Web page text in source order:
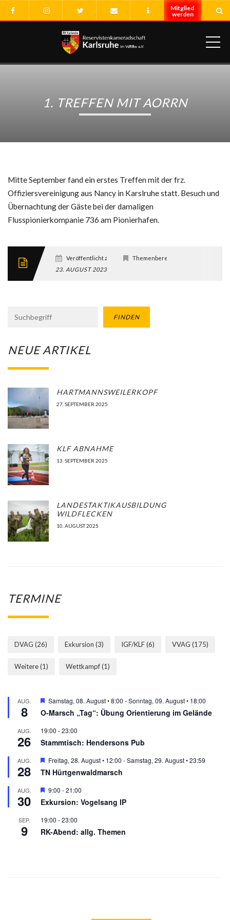
1. TREFFEN MIT AORRN
Mitte September fand ein erstes Treffen mit der frz.
Offiziersvereinigung aus Nancy in Karslruhe statt. Besuch und
Übernachtung der Gäste bei der damaligen
Flusspionierkompanie 736 am Pionierhafen.
Veröffentlicht am
23. AUGUST 2023
Themenbereich
FINDEN
NEUE ARTIKEL
HARTMANNSWEILERKOPF
27. SEPTEMBER 2025
KLF ABNAHME
13. SEPTEMBER 2025
LANDESTAKTIKAUSBILDUNG
WILDFLECKEN
10. AUGUST 2025
TERMINE
DVAG (26) Exkursion (3) IGF/KLF(6) VVAG (175)
Weitere(1) Wettkampf(1)
AUG.
8
Hervorgehoben
Samstag, 08. August • 8:00 -Sonntag, 09. August • 18:00
O-Marsch „Tag“: Übung Orientierung im Gelände
AUG.
26
19:00 -23:00
Stammtisch: Hendersons Pub
AUG.
28
Hervorgehoben
Freitag, 28. August • 12:00 -Samstag, 29. August • 23:59
TN Hürtgenwaldmarsch
AUG.
30
Hervorgehoben
9:00 -21:00
Exkursion: Vogelsang IP
SEP.
9
19:00 -23:00
RK-Abend: allg. Themen